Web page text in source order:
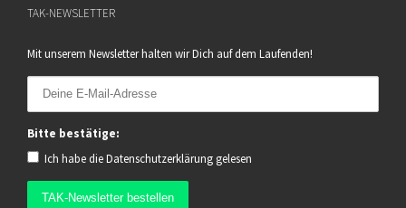
TAK-NEWSLETTER
Mit unserem Newsletter halten wir Dich auf dem Laufenden!
Bitte bestätige:
Ich habe dieDatenschutzerklärung gelesen